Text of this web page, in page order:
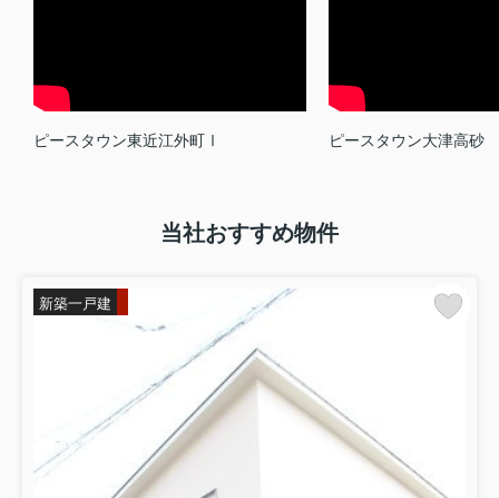
ピースタウン東近江外町Ⅰ ピースタウン大津高砂
当社おすすめ物件
新築一戸建